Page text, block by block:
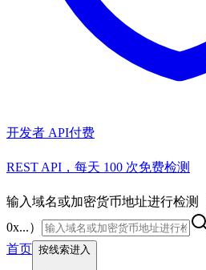
开发者 API付费
REST API，每天 100 次免费检测
输入域名或加密货币地址进行检测
0x...）
首页 按线索进入